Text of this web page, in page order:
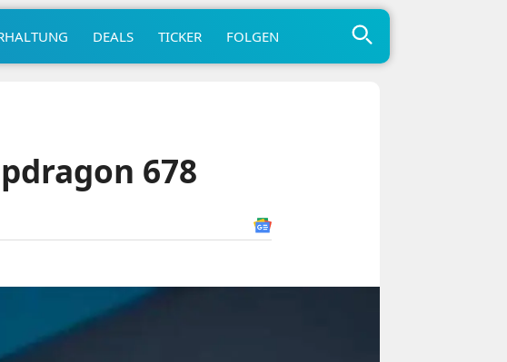
DEALS TICKER FOLGEN
678